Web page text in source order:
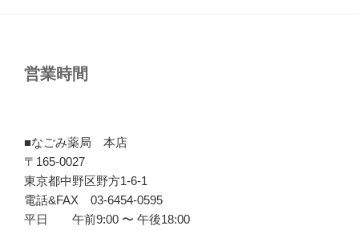
営業時間
■なごみ薬局 本店
〒165-0027
東京都中野区野方1-6-1
電話&FAX 03-6454-0595
平日 午前9:00 〜 午後18:00